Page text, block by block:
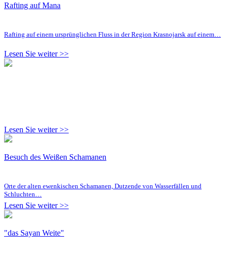
Rafting auf Mana
Rafting auf einem ursprünglichen Fluss in der Region Krasnojarsk auf einem…
Lesen Sie weiter >>
Lesen Sie weiter >>
Besuch des Weißen Schamanen
Orte der alten ewenkischen Schamanen, Dutzende von Wasserfällen und
Schluchten…
Lesen Sie weiter >>
"das Sayan Weite"